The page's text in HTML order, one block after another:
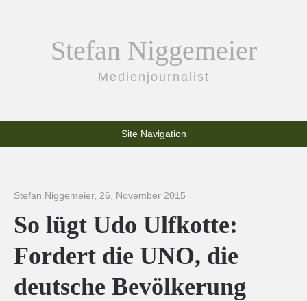
Stefan Niggemeier
Medienjournalist
Site Navigation
Stefan Niggemeier, 26. November 2015
So lügt Udo Ulfkotte:
Fordert die UNO, die
deutsche Bevölkerung